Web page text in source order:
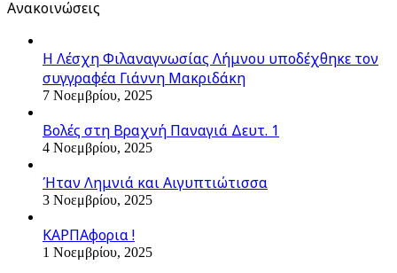
Ανακοινώσεις
Η Λέσχη Φιλαναγνωσίας Λήμνου υποδέχθηκε τον
συγγραφέα Γιάννη Μακριδάκη
7 Νοεμβρίου, 2025
Βολές στη Βραχνή Παναγιά Δευτ. 1
4 Νοεμβρίου, 2025
Ήταν Λημνιά και Αιγυπτιώτισσα
3 Νοεμβρίου, 2025
ΚΑΡΠΑφορια !
1 Νοεμβρίου, 2025